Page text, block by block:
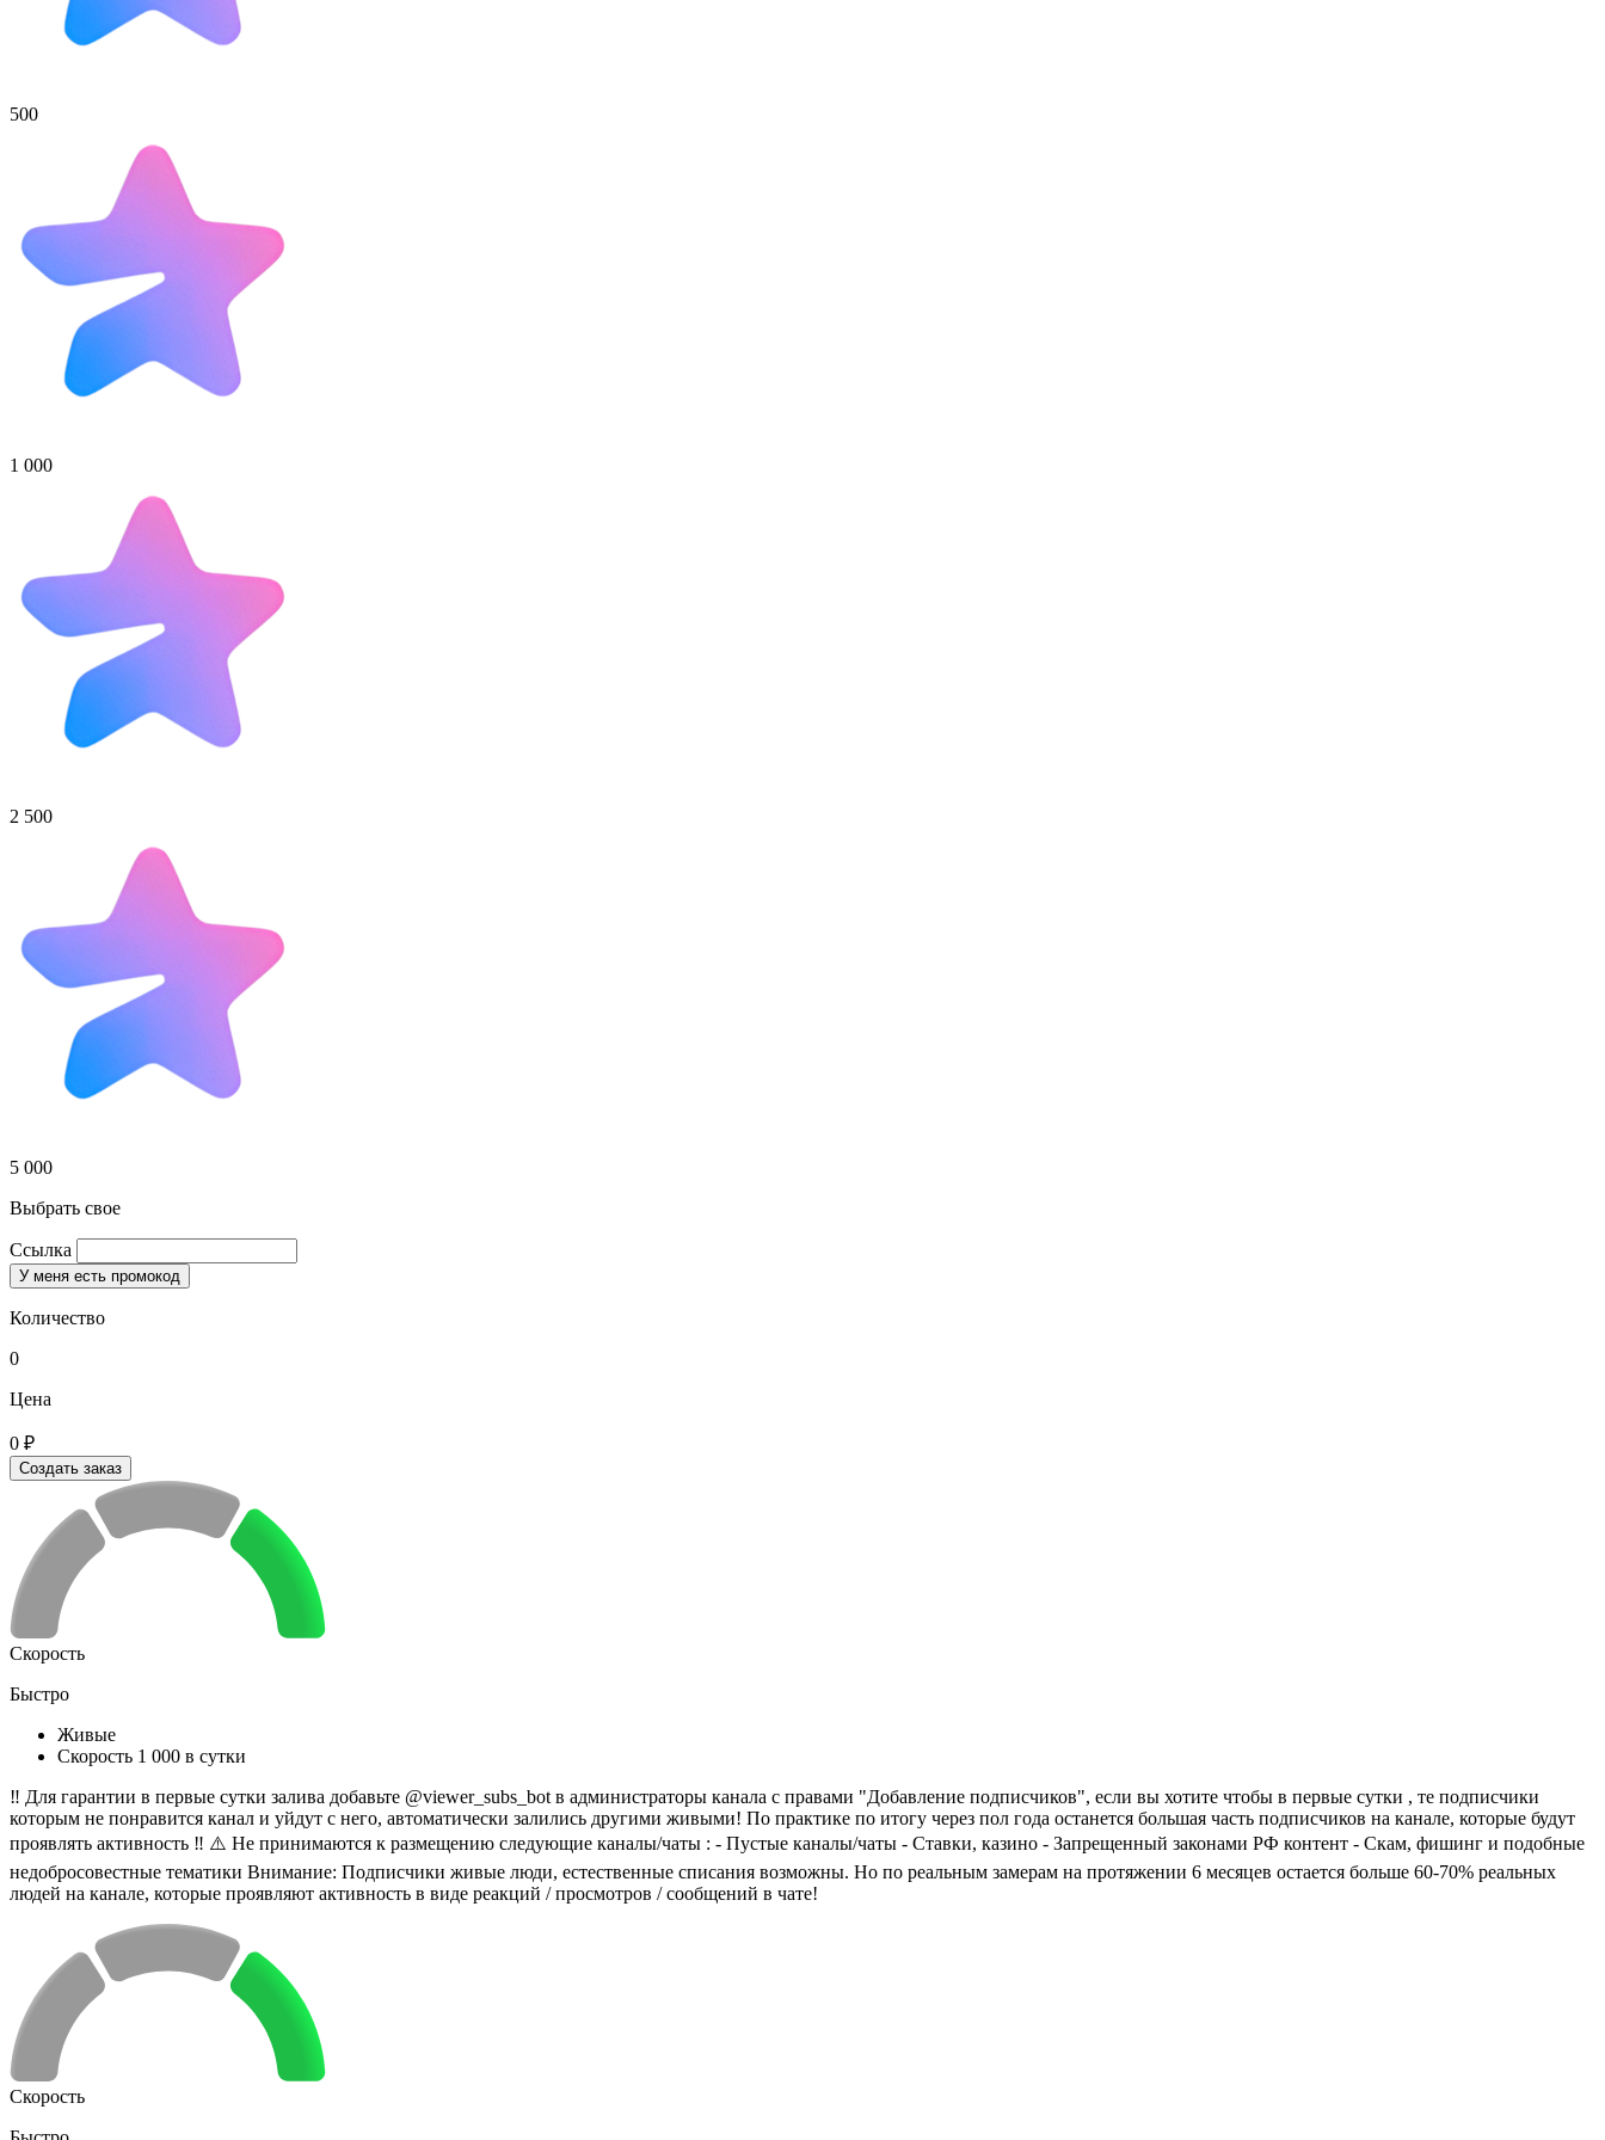
500
1 000
2 500
5 000
Выбрать свое
Ссылка
У меня есть промокод
Количество
0
Цена
0 ₽
Создать заказ
Скорость
Быстро
Живые
Скорость 1 000 в сутки
‼️ Для гарантии в первые сутки залива добавьте @viewer_subs_bot в администраторы канала с правами "Добавление подписчиков", если вы хотите чтобы в первые сутки , те подписчики
которым не понравится канал и уйдут с него, автоматически залились другими живыми! По практике по итогу через пол года останется большая часть подписчиков на канале, которые будут
проявлять активность ‼️ ⚠️ Не принимаются к размещению следующие каналы/чаты : - Пустые каналы/чаты - Ставки, казино - Запрещенный законами РФ контент - Скам, фишинг и подобные
недобросовестные тематики Внимание: Подписчики живые люди, естественные списания возможны. Но по реальным замерам на протяжении 6 месяцев остается больше 60-70% реальных
людей на канале, которые проявляют активность в виде реакций / просмотров / сообщений в чате!
Скорость